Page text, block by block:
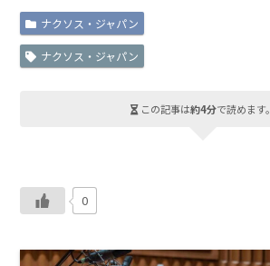
ナクソス・ジャパン
ナクソス・ジャパン
この記事は約4分で読めます。
0